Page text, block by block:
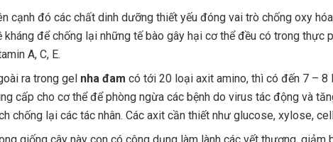
cạnh đó các chất dinh dưỡng thiết yếu đóng vai trò chống oxy
kháng để chống lại những tế bào gây hại cơ thể đều có trong thực
A, C, E.
ra trong gel nha đam có tới 20 loại axit amino, thì có đến 7 – 8
cấp cho cơ thể để phòng ngừa các bệnh do virus tác động và
chống lại các tác nhân. Các axit cần thiết như glucose, xylose,